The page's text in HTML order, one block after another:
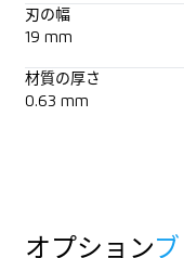
刃の幅
19 mm
材質の厚さ
0.63 mm
オプション